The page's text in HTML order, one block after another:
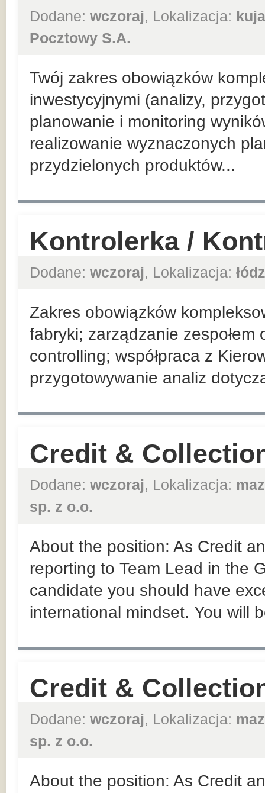
Dodane: wczoraj, Lokalizacja:
Pocztowy S.A.
Twój zakres obowiązków
inwestycyjnymi (analizy,
planowanie i monitoring
realizowanie wyznaczonych
przydzielonych produktów...
Kontrolerka /
Dodane: wczoraj, Lokalizacja:
Zakres obowiązków
fabryki; zarządzanie
controlling; współpraca z
przygotowywanie analiz
Credit &
Dodane: wczoraj, Lokalizacja:
sp. z o.o.
About the position: As Credit
reporting to Team Lead in the
candidate you should have
international mindset. You will
Credit &
Dodane: wczoraj, Lokalizacja:
sp. z o.o.
About the position: As Credit